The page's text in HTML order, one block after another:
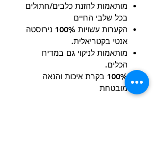
מותאמות להזנת כלבים/חתולים
בכל שלבי החיים
הקערות עשויות 100% נירוסטה
אנטי בקטריאלית.
מותאמות לניקוי גם במדיח
הכלים.
100% בקרת איכות והנאה
מובטחת